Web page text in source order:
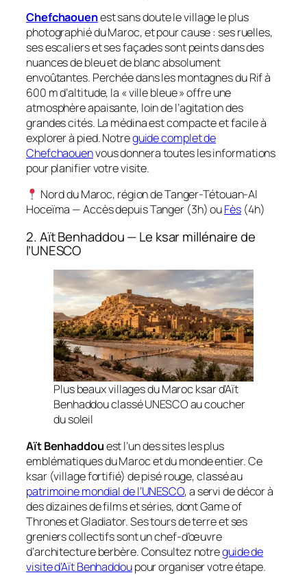
Chefchaouenest sans doute le village le plus
photographié du Maroc, et pour cause : ses ruelles,
ses escaliers et ses façades sont peints dans des
nuances de bleu et de blanc absolument
envoûtantes. Perchée dans les montagnes du Rif à
600 m d’altitude, la « ville bleue » offre une
atmosphère apaisante, loin de l’agitation des
grandes cités. La médina est compacte et facile à
explorer à pied. Notreguide complet de
Chefchaouenvous donnera toutes les informations
pour planifier votre visite.
Nord du Maroc, région de Tanger-Tétouan-Al
Hoceïma — Accès depuis Tanger (3h) ouFès(4h)
2. Aït Benhaddou — Le ksar millénaire de
l’UNESCO
Plus beaux villages du Maroc ksar d’Aït
Benhaddou classé UNESCO au coucher
du soleil
Aït Benhaddouest l’un des sites les plus
emblématiques du Maroc et du monde entier. Ce
ksar (village fortifié) de pisé rouge, classé au
patrimoine mondial de l’UNESCO, a servi de décor à
des dizaines de films et séries, dont Game of
Thrones et Gladiator. Ses tours de terre et ses
greniers collectifs sont un chef-d’œuvre
d’architecture berbère. Consultez notreguide de
visite d’Aït Benhaddoupour organiser votre étape.